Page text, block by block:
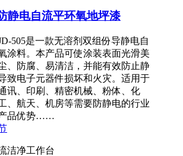
静电自流平环氧地坪漆
505是一款无溶剂双组份导静电自
涂料。本产品可使涂装表面光滑美
、防腐、易清洁，并能有效防止静
致电子元器件损坏和火灾。适用于
讯、印刷、精密机械、粉体、化
、航天、机房等需要防静电的行业
品优势……